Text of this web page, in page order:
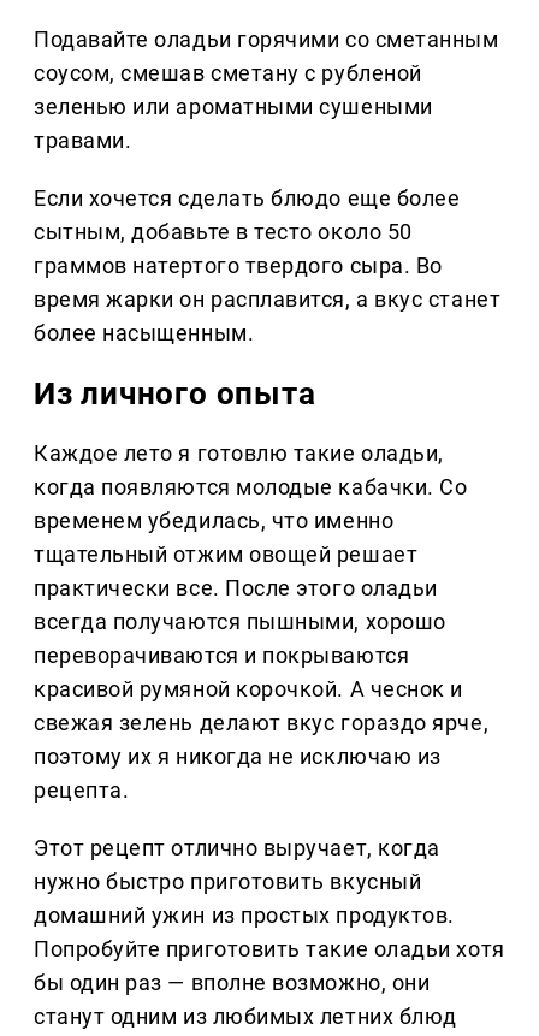
Подавайте оладьи горячими со сметанным
соусом, смешав сметану с рубленой
зеленью или ароматными сушеными
травами.
Если хочется сделать блюдо еще более
сытным, добавьте в тесто около 50
граммов натертого твердого сыра. Во
время жарки он расплавится, а вкус станет
более насыщенным.
Из личного опыта
Каждое лето я готовлю такие оладьи,
когда появляются молодые кабачки. Со
временем убедилась, что именно
тщательный отжим овощей решает
практически все. После этого оладьи
всегда получаются пышными, хорошо
переворачиваются и покрываются
красивой румяной корочкой. А чеснок и
свежая зелень делают вкус гораздо ярче,
поэтому их я никогда не исключаю из
рецепта.
Этот рецепт отлично выручает, когда
нужно быстро приготовить вкусный
домашний ужин из простых продуктов.
Попробуйте приготовить такие оладьи хотя
бы один раз — вполне возможно, они
станут одним из любимых летних блюд